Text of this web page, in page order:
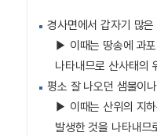
경사면에서 갑자기 많
▶ 이때는 땅송에 과
나타내므로 산사태의
평소 잘 나오던 샘물이
▶ 이때는 산위의 지하
발생한 것을 나타내므